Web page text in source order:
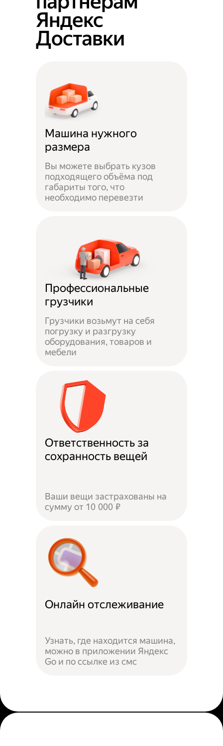
Яндекс
Доставки
Машина нужного
размера
Вы можете выбрать кузов
подходящего объёма под
габариты того, что
необходимо перевезти
Профессиональные
грузчики
Грузчики возьмут на себя
погрузку и разгрузку
оборудования, товаров и
мебели
Ответственность за
сохранность вещей
Ваши вещи застрахованы на
сумму от 10 000 ₽
Онлайн отслеживание
Узнать, где находится машина,
можно в приложении Яндекс
Go и по ссылке из смс